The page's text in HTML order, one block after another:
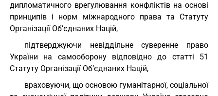
дипломатичного врегулювання конфліктів на основі
принципів і норм міжнародного права та Статуту
Організації Об’єднаних Націй,
підтверджуючи невіддільне суверенне право
України на самооборону відповідно до статті 51
Статуту Організації Об’єднаних Націй,
враховуючи, що основою гуманітарної, соціальної